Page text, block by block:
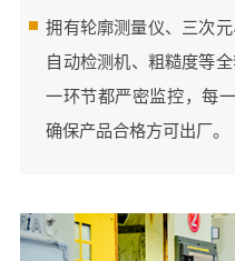
拥有轮廓测量仪、三次
自动检测机、粗糙度等
一环节都严密监控，每
确保产品合格方可出厂。